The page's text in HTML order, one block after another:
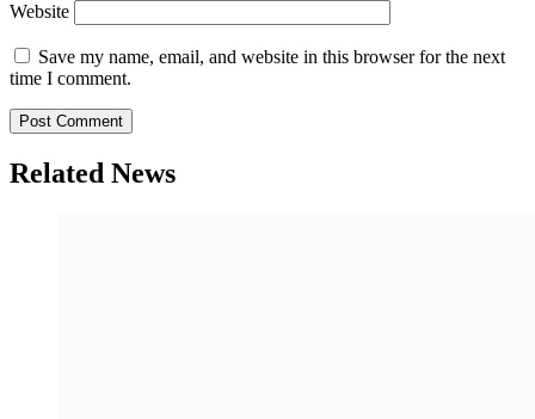
Website
Save my name, email, and website in this browser for the next
time I comment.
Related News